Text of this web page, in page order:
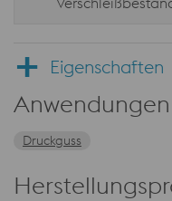
Eigenschaften
Anwendungen
Druckguss